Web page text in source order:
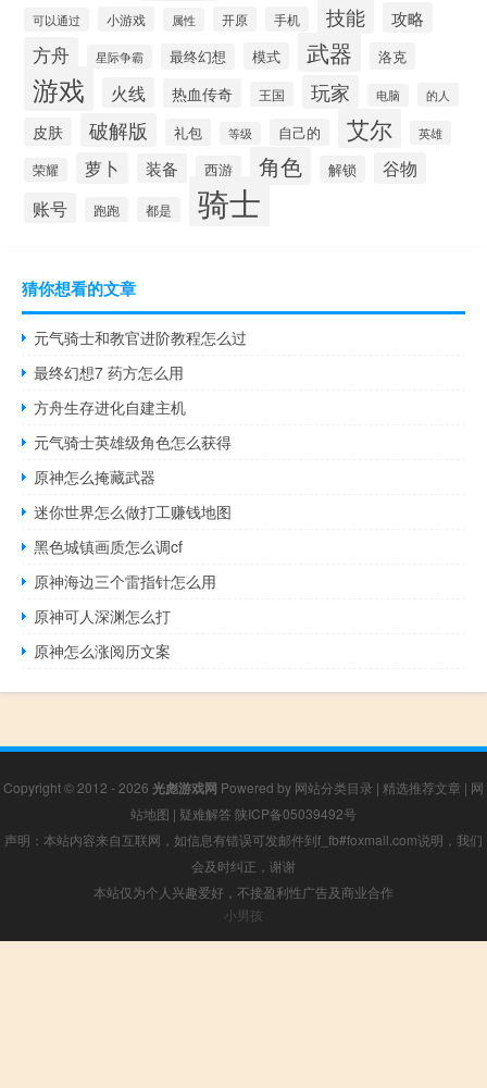
可以通过 小游戏 属性 开原 手机 技能 攻略
方舟 星际争霸 最终幻想 模式 武器 洛克
游戏 火线 热血传奇 王国 玩家 电脑 的人
皮肤 破解版 礼包 等级 自己的 艾尔 英雄
荣耀 萝卜 装备 西游 角色 解锁 谷物
账号 跑跑 都是 骑士
猜你想看的文章
元气骑士和教官进阶教程怎么过
最终幻想7 药方怎么用
方舟生存进化自建主机
元气骑士英雄级角色怎么获得
原神怎么掩藏武器
迷你世界怎么做打工赚钱地图
黑色城镇画质怎么调cf
原神海边三个雷指针怎么用
原神可人深渊怎么打
原神怎么涨阅历文案
Copyright © 2012 - 2026 光彪游戏网 Powered by 网站分类目录 | 精选推荐文章 | 网
站地图 | 疑难解答 陕ICP备05039492号
声明：本站内容来自互联网，如信息有错误可发邮件到f_fb#foxmail.com说明，我们
会及时纠正，谢谢
本站仅为个人兴趣爱好，不接盈利性广告及商业合作
小男孩